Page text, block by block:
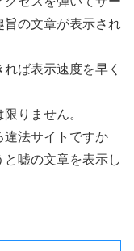
旨の文章が表示され
ば表示速度を早く
りません。
違法サイトですか
嘘の文章を表示し